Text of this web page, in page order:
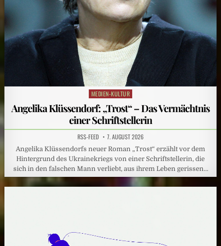
Posted
MEDIEN-KULTUR
Angelika Klüssendorf: „Trost“ – Das Vermächtnis
einer Schriftstellerin
RSS-FEED 7. AUGUST 2026
Angelika Klüssendorfs neuer Roman „Trost“ erzählt vor dem
Hintergrund des Ukrainekriegs von einer Schriftstellerin, die
sich in den falschen Mann verliebt, aus ihrem Leben gerissen…